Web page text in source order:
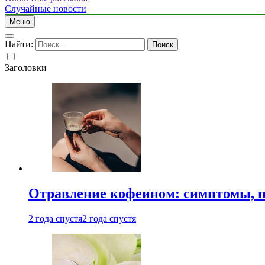
Случайные новости
Меню
Найти:
Заголовки
Отравление кофеином: симптомы,
2 года спустя2 года спустя